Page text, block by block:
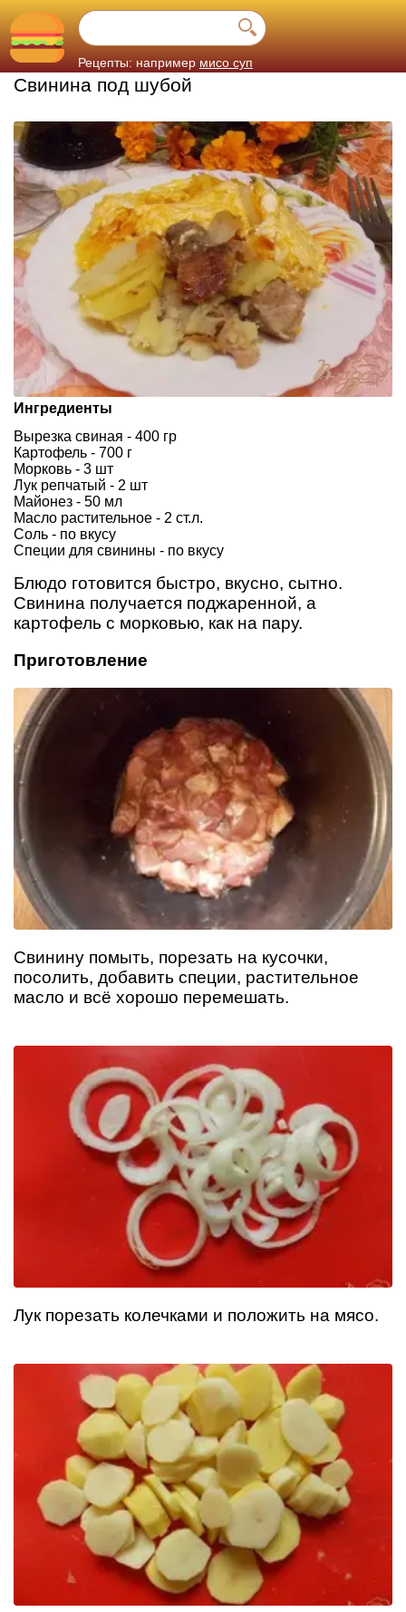
Рецепты: например мисо суп
Свинина под шубой
Ингредиенты
Вырезка свиная - 400 гр
Картофель - 700 г
Морковь - 3 шт
Лук репчатый - 2 шт
Майонез - 50 мл
Масло растительное - 2 ст.л.
Соль - по вкусу
Специи для свинины - по вкусу
Блюдо готовится быстро, вкусно, сытно.
Свинина получается поджаренной, а
картофель с морковью, как на пару.
Приготовление
Свинину помыть, порезать на кусочки,
посолить, добавить специи, растительное
масло и всё хорошо перемешать.
Лук порезать колечками и положить на мясо.